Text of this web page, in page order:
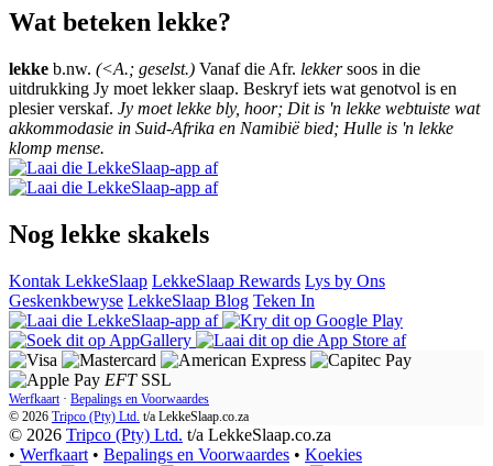
Wat beteken lekke?
lekke b.nw. (<A.; geselst.) Vanaf die Afr. lekkersoos in die
uitdrukking Jy moet lekker slaap. Beskryf iets wat genotvol is en
plesier verskaf. Jy moet lekke bly, hoor; Dit is 'n lekke webtuiste wat
akkommodasie in Suid-Afrika en Namibië bied; Hulle is 'n lekke
klomp mense.
Nog lekke skakels
Kontak LekkeSlaap LekkeSlaap Rewards Lys by Ons
Geskenkbewyse LekkeSlaap Blog Teken In
EFT SSL
Werfkaart · Bepalings en Voorwaardes
© 2026 Tripco (Pty) Ltd. t/a LekkeSlaap.co.za
© 2026 Tripco (Pty) Ltd. t/a LekkeSlaap.co.za
• Werfkaart • Bepalings en Voorwaardes • Koekies